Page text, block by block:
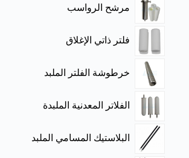
مرشح الرواسب
فلتر ذاتي الإغلاق
خرطوشة الفلتر الملبد
الفلاتر المعدنية الملبدة
البلاستيك المسامي الملبد